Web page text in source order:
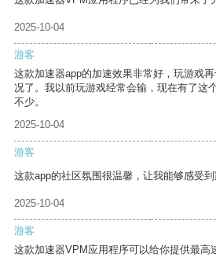
2025-10-04
游客
这款加速器app的加速效果非常好，玩游戏
况了。我以前玩游戏经常会输，现在有了这
不少。
2025-10-04
游客
这款app的社区氛围很温馨，让我能够感受到
2025-10-04
游客
这款加速器VPM应用程序可以给你提供最高